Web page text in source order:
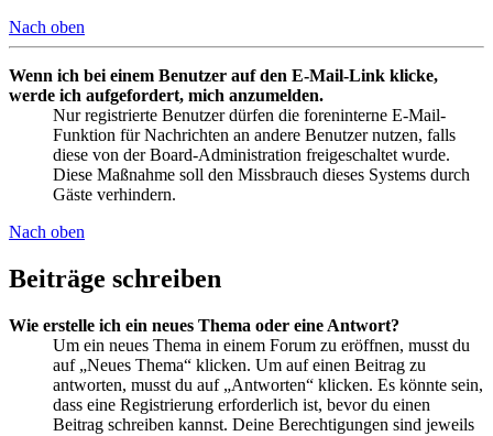
Nach oben
Wenn ich bei einem Benutzer auf den E-Mail-Link klicke,
werde ich aufgefordert, mich anzumelden.
Nur registrierte Benutzer dürfen die foreninterne E-Mail-
Funktion für Nachrichten an andere Benutzer nutzen, falls
diese von der Board-Administration freigeschaltet wurde.
Diese Maßnahme soll den Missbrauch dieses Systems durch
Gäste verhindern.
Nach oben
Beiträge schreiben
Wie erstelle ich ein neues Thema oder eine Antwort?
Um ein neues Thema in einem Forum zu eröffnen, musst du
auf „Neues Thema“ klicken. Um auf einen Beitrag zu
antworten, musst du auf „Antworten“ klicken. Es könnte sein,
dass eine Registrierung erforderlich ist, bevor du einen
Beitrag schreiben kannst. Deine Berechtigungen sind jeweils